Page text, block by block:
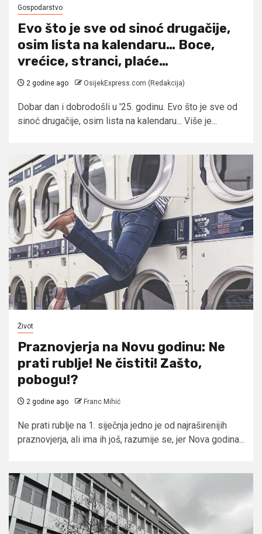
Gospodarstvo
Evo što je sve od sinoć drugačije,
osim lista na kalendaru… Boce,
vrećice, stranci, plaće…
2 godine ago OsijekExpress.com (Redakcija)
Dobar dan i dobrodošli u '25. godinu. Evo što je sve od
sinoć drugačije, osim lista na kalendaru... Više je...
Život
Praznovjerja na Novu godinu: Ne
prati rublje! Ne čistiti! Zašto,
pobogu!?
2 godine ago Franc Mihić
Ne prati rublje na 1. siječnja jedno je od najraširenijih
praznovjerja, ali ima ih još, razumije se, jer Nova godina...